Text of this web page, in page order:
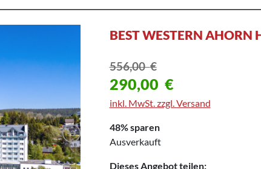
BEST WESTERN AHORN
556,00€
290,00 €
inkl. MwSt. zzgl. Versand
48% sparen
Ausverkauft
Dieses Angebot teilen: